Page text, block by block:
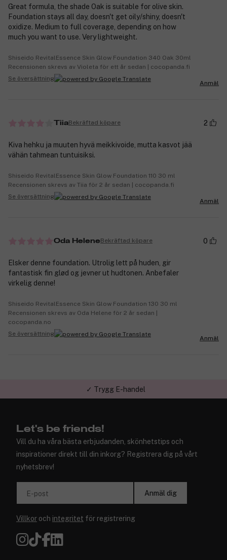
Great formula, the shade Oak is suitable for olive skin.
Foundation stays all day, doesn't get oily/shiny, doesn't
oxidize. Medium to full coverage, depending on how
much you want to use. Very lightweight.
Shiseido RevitalEssence Skin Glow Foundation 340 Oak 30ml
Recensionen skrevs av Violeta för ett år sedan | cocopanda.fi
Se översättning
Anmäl
TiiaBekräftad köpare 2
Kiva hehku ja muuten hyvä meikkivoide, mutta kasvot jää
vähän tahmean tuntuisiksi.
Shiseido RevitalEssence Skin Glow Foundation 110 30 ml
Recensionen skrevs av Tiia för 2 år sedan | cocopanda.fi
Se översättning
Anmäl
Oda HeleneBekräftad köpare 0
Elsker denne foundation. Utrolig lett på huden, gir
fantastisk fin glød og jevner ut hudtonen. Anbefaler
virkelig denne!
Shiseido RevitalEssence Skin Glow Foundation 130 30 ml
Recensionen skrevs av Oda Helene för 2 år sedan |
cocopanda.no
Se översättning
Anmäl
✓ Trygg E-handel
Let's be friends!
Vill du ha våra bästa erbjudanden, skönhetstips och
inspirationer direkt till din inkorg? Registrera dig på vårt
nyhetsbrev!
E-post Anmäl dig
Villkor och integritet för registrering